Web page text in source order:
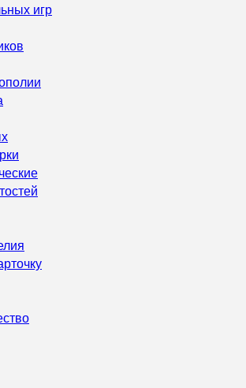
игр